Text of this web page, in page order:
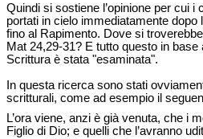
Quindi si sostiene l’opinione per cui i
portati in cielo immediatamente
fino al Rapimento. Dove si
Mat 24,29-31? E tutto questo in
Scrittura è stata "esaminata".
In questa ricerca sono stati
scritturali, come ad esempio il
L’ora viene, anzi è già venuta, che i
Figlio di Dio; e quelli che l’avranno